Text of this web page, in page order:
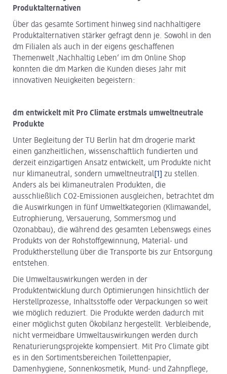
Produktalternativen
Über das gesamte Sortiment hinweg sind nachhaltigere
Produktalternativen stärker gefragt denn je. Sowohl in den
dm Filialen als auch in der eigens geschaffenen
Themenwelt ‚Nachhaltig Leben‘ im dm Online Shop
konnten die dm Marken die Kunden dieses Jahr mit
innovativen Neuigkeiten begeistern:
dm entwickelt mit Pro Climate erstmals umweltneutrale
Produkte
Unter Begleitung der TU Berlin hat dm drogerie markt
einen ganzheitlichen, wissenschaftlich fundierten und
derzeit einzigartigen Ansatz entwickelt, um Produkte nicht
nur klimaneutral, sondern umweltneutral [1]
zu stellen.
Anders als bei klimaneutralen Produkten, die
ausschließlich CO2-Emissionen ausgleichen, betrachtet dm
die Auswirkungen in fünf Umweltkategorien (Klimawandel,
Eutrophierung, Versauerung, Sommersmog und
Ozonabbau), die während des gesamten Lebenswegs eines
Produkts von der Rohstoffgewinnung, Material- und
Produktherstellung über die Transporte bis zur Entsorgung
entstehen.
Die Umweltauswirkungen werden in der
Produktentwicklung durch Optimierungen hinsichtlich der
Herstellprozesse, Inhaltsstoffe oder Verpackungen so weit
wie möglich reduziert. Die Produkte werden dadurch mit
einer möglichst guten Ökobilanz hergestellt. Verbleibende,
nicht vermeidbare Umweltauswirkungen werden durch
Renaturierungsprojekte kompensiert. Mit Pro Climate gibt
es in den Sortimentsbereichen Toilettenpapier,
Damenhygiene, Sonnenkosmetik, Mund- und Zahnpflege,